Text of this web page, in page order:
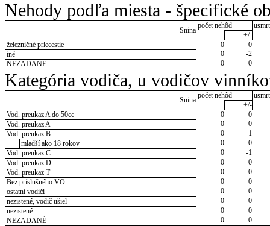
Nehody podľa miesta - špecifické
Snina
počet nehôd
+/-
železničné priecestie
0
0
iné
0
-2
NEZADANÉ
0 0
Kategória vodiča, u vodičov
Snina
počet nehôd
+/-
Vod. preukaz A do 50cc
0
0
Vod. preukaz A
0
0
Vod. preukaz B
0
-1
mladší ako 18 rokov
0
0
Vod. preukaz C
0
-1
Vod. preukaz D
0
0
Vod. preukaz T
0
0
Bez príslušného VO
0
0
ostatní vodiči
0
0
nezistené, vodič ušiel
0
0
nezistené
0
0
NEZADANÉ
0 0